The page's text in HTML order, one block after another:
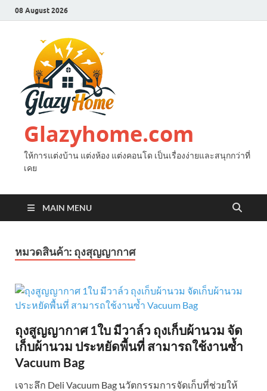
08 August 2026
Glazyhome.com
ให้การแต่งบ้าน แต่งห้อง แต่งคอนโด เป็นเรื่องง่ายและสนุกกว่าที่
เคย
MAIN MENU
หมวดสินค้า: ถุงสุญญากาศ
ถุงสูญญากาศ 1ใบ มีวาล์ว ถุงเก็บผ้านวม จัด
เก็บผ้านวม ประหยัดพื้นที่ สามารถใช้งานซ้ำ
Vacuum Bag
เจาะลึก Deli Vacuum Bag นวัตกรรมการจัดเก็บที่ช่วยให้